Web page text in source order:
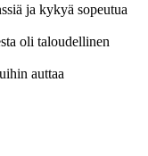
ja kykyä sopeutua
oli taloudellinen
auttaa